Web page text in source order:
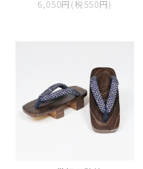
6,050円(税550円)